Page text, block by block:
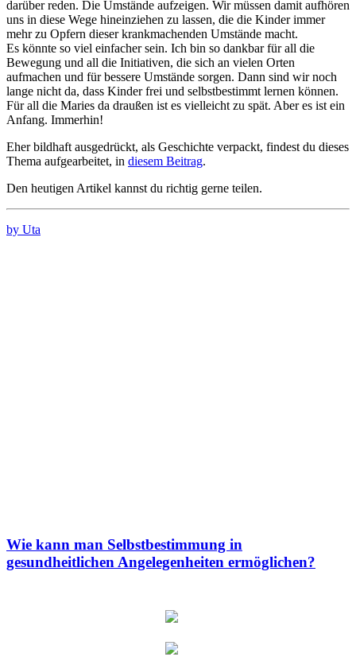
darüber reden. Die Umstände aufzeigen. Wir müssen damit aufhören
uns in diese Wege hineinziehen zu lassen, die die Kinder immer
mehr zu Opfern dieser krankmachenden Umstände macht.
Es könnte so viel einfacher sein. Ich bin so dankbar für all die
Bewegung und all die Initiativen, die sich an vielen Orten
aufmachen und für bessere Umstände sorgen. Dann sind wir noch
lange nicht da, dass Kinder frei und selbstbestimmt lernen können.
Für all die Maries da draußen ist es vielleicht zu spät. Aber es ist ein
Anfang. Immerhin!
Eher bildhaft ausgedrückt, als Geschichte verpackt, findest du dieses
Thema aufgearbeitet, in diesem Beitrag.
Den heutigen Artikel kannst du richtig gerne teilen.
by Uta
Wie kann man Selbstbestimmung in
gesundheitlichen Angelegenheiten ermöglichen?